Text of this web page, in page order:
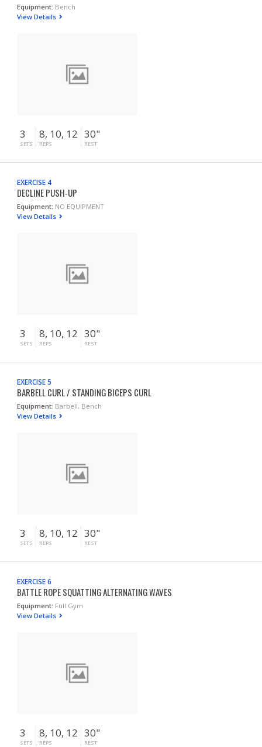
Equipment: Bench
View Details
3
SETS
8, 10, 12
REPS
30"
REST
EXERCISE 4
DECLINE PUSH-UP
Equipment: NO EQUIPMENT
View Details
3
SETS
8, 10, 12
REPS
30"
REST
EXERCISE 5
BARBELL CURL / STANDING BICEPS CURL
Equipment: Barbell, Bench
View Details
3
SETS
8, 10, 12
REPS
30"
REST
EXERCISE 6
BATTLE ROPE SQUATTING ALTERNATING WAVES
Equipment: Full Gym
View Details
3
SETS
8, 10, 12
REPS
30"
REST